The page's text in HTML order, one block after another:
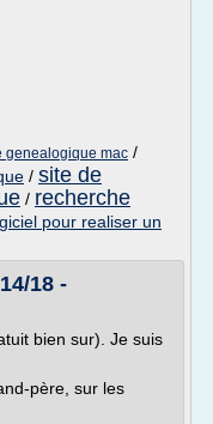
genealogique mac /
/ site de
/ recherche
pour realiser un
18 -
bien sur). Je suis
père, sur les